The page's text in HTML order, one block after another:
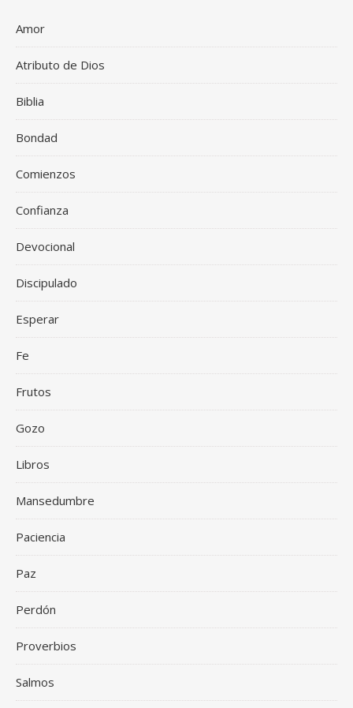
Amor
Atributo de Dios
Biblia
Bondad
Comienzos
Confianza
Devocional
Discipulado
Esperar
Fe
Frutos
Gozo
Libros
Mansedumbre
Paciencia
Paz
Perdón
Proverbios
Salmos